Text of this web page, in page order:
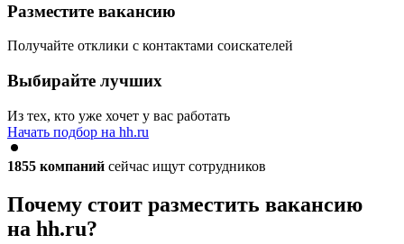
Разместите вакансию
Получайте отклики с контактами соискателей
Выбирайте лучших
Из тех, кто уже хочет у вас работать
Начать подбор на hh.ru
1855 компаний сейчас ищут сотрудников
Почему стоит разместить вакансию
на hh.ru?